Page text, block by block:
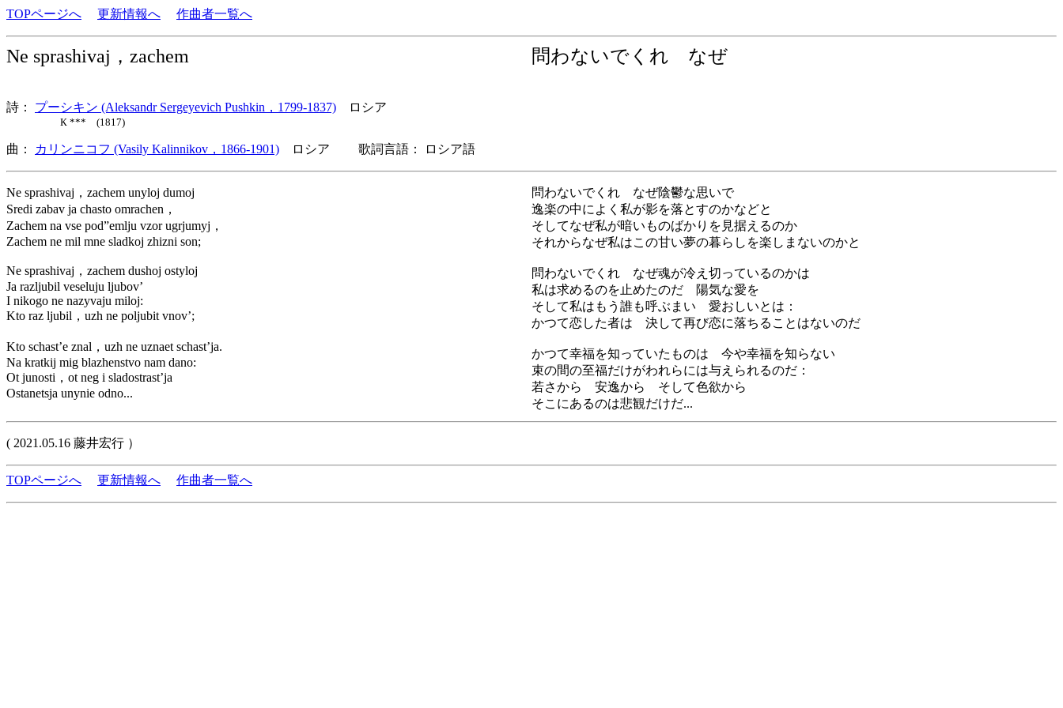
TOPページへ 更新情報へ 作曲者一覧へ
Ne sprashivaj，zachem 問わないでくれ なぜ
詩： プーシキン (Aleksandr Sergeyevich Pushkin，1799-1837) ロシア
К *** (1817)
曲： カリンニコフ (Vasily Kalinnikov，1866-1901) ロシア 歌詞言語： ロシア語
Ne sprashivaj，zachem unyloj dumoj
Sredi zabav ja chasto omrachen，
Zachem na vse pod”emlju vzor ugrjumyj，
Zachem ne mil mne sladkoj zhizni son;
Ne sprashivaj，zachem dushoj ostyloj
Ja razljubil veseluju ljubov’
I nikogo ne nazyvaju miloj:
Kto raz ljubil，uzh ne poljubit vnov’;
Kto schast’e znal，uzh ne uznaet schast’ja.
Na kratkij mig blazhenstvo nam dano:
Ot junosti，ot neg i sladostrast’ja
Ostanetsja unynie odno...
問わないでくれ なぜ陰鬱な思いで
逸楽の中によく私が影を落とすのかなどと
そしてなぜ私が暗いものばかりを見据えるのか
それからなぜ私はこの甘い夢の暮らしを楽しまないのかと
問わないでくれ なぜ魂が冷え切っているのかは
私は求めるのを止めたのだ 陽気な愛を
そして私はもう誰も呼ぶまい 愛おしいとは：
かつて恋した者は 決して再び恋に落ちることはないのだ
かつて幸福を知っていたものは 今や幸福を知らない
束の間の至福だけがわれらには与えられるのだ：
若さから 安逸から そして色欲から
そこにあるのは悲観だけだ...
( 2021.05.16 藤井宏行 ）
TOPページへ 更新情報へ 作曲者一覧へ